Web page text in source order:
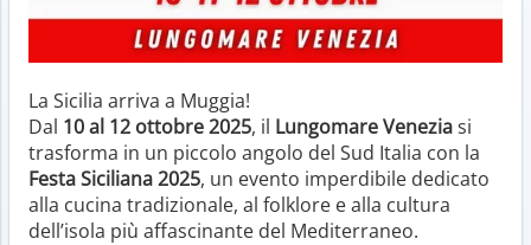
La Sicilia arriva a Muggia!
Dal 10 al 12 ottobre 2025, il Lungomare Veneziasi
trasforma in un piccolo angolo del Sud Italia con la
Festa Siciliana 2025, un evento imperdibile dedicato
alla cucina tradizionale, al folklore e alla cultura
dell’isola più affascinante del Mediterraneo.